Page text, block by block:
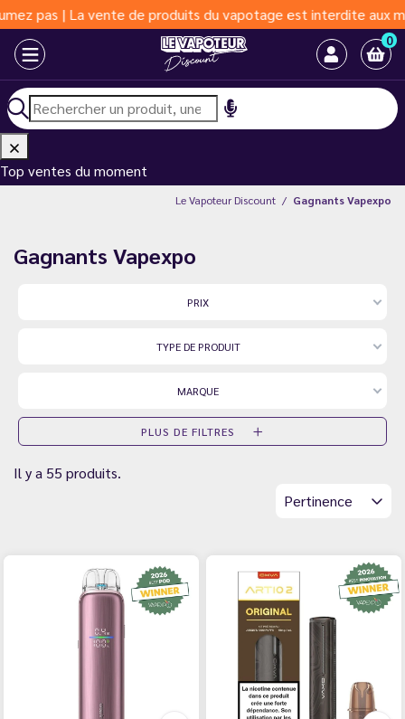
produits du vapotage est interdite aux moins de 18 ans |
0
Top ventes du moment
Le Vapoteur Discount Gagnants Vapexpo
Gagnants Vapexpo
PRIX
TYPE DE PRODUIT
MARQUE
PLUS DE FILTRES
Il y a 55 produits.
Pertinence